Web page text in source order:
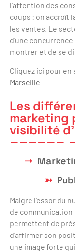
l’attention des
coups : on accroît
les ventes. Le
d’une
montrer et de se
Cliquez ici pour en
Marseille
Les
marketing
visibilité
Malgré l’essor du
de
permettent de
d’affirmer son
une image forte